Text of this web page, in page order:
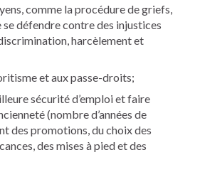
comme la procédure de griefs,
défendre contre des injustices
harcèlement et
et aux passe-droits;
sécurité d’emploi et faire
(nombre d’années de
des promotions, du choix des
des mises à pied et des